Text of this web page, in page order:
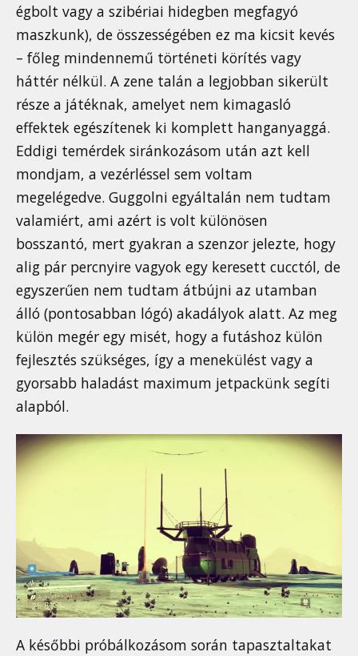
égbolt vagy a szibériai hidegben megfagyó
maszkunk), de összességében ez ma kicsit kevés
– főleg mindennemű történeti körítés vagy
háttér nélkül. A zene talán a legjobban sikerült
része a játéknak, amelyet nem kimagasló
effektek egészítenek ki komplett hanganyaggá.
Eddigi temérdek siránkozásom után azt kell
mondjam, a vezérléssel sem voltam
megelégedve. Guggolni egyáltalán nem tudtam
valamiért, ami azért is volt különösen
bosszantó, mert gyakran a szenzor jelezte, hogy
alig pár percnyire vagyok egy keresett cucctól, de
egyszerűen nem tudtam átbújni az utamban
álló (pontosabban lógó) akadályok alatt. Az meg
külön megér egy misét, hogy a futáshoz külön
fejlesztés szükséges, így a menekülést vagy a
gyorsabb haladást maximum jetpackünk segíti
alapból.
A későbbi próbálkozásom során tapasztaltakat